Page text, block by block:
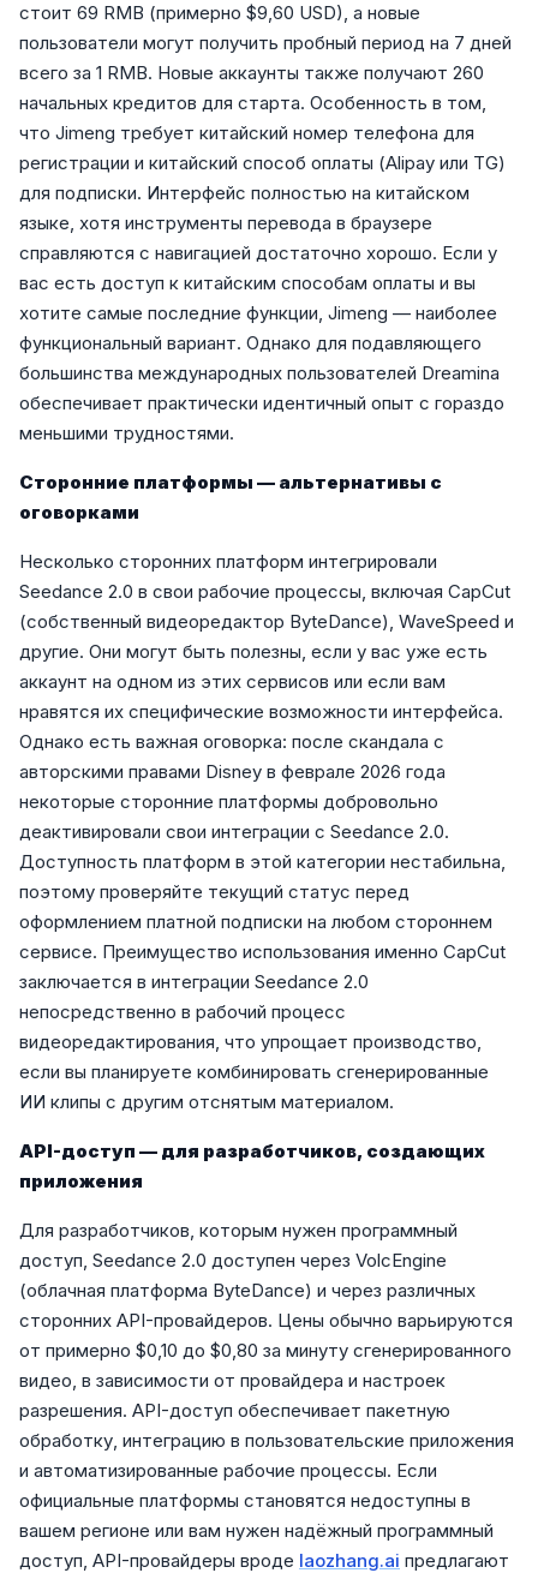
стоит 69 RMB (примерно $9,60 USD), а новые
пользователи могут получить пробный период на 7 дней
всего за 1 RMB. Новые аккаунты также получают 260
начальных кредитов для старта. Особенность в том,
что Jimeng требует китайский номер телефона для
регистрации и китайский способ оплаты (Alipay или TG)
для подписки. Интерфейс полностью на китайском
языке, хотя инструменты перевода в браузере
справляются с навигацией достаточно хорошо. Если у
вас есть доступ к китайским способам оплаты и вы
хотите самые последние функции, Jimeng — наиболее
функциональный вариант. Однако для подавляющего
большинства международных пользователей Dreamina
обеспечивает практически идентичный опыт с гораздо
меньшими трудностями.
Сторонние платформы — альтернативы с
оговорками
Несколько сторонних платформ интегрировали
Seedance 2.0 в свои рабочие процессы, включая CapCut
(собственный видеоредактор ByteDance), WaveSpeed и
другие. Они могут быть полезны, если у вас уже есть
аккаунт на одном из этих сервисов или если вам
нравятся их специфические возможности интерфейса.
Однако есть важная оговорка: после скандала с
авторскими правами Disney в феврале 2026 года
некоторые сторонние платформы добровольно
деактивировали свои интеграции с Seedance 2.0.
Доступность платформ в этой категории нестабильна,
поэтому проверяйте текущий статус перед
оформлением платной подписки на любом стороннем
сервисе. Преимущество использования именно CapCut
заключается в интеграции Seedance 2.0
непосредственно в рабочий процесс
видеоредактирования, что упрощает производство,
если вы планируете комбинировать сгенерированные
ИИ клипы с другим отснятым материалом.
API-доступ — для разработчиков, создающих
приложения
Для разработчиков, которым нужен программный
доступ, Seedance 2.0 доступен через VolcEngine
(облачная платформа ByteDance) и через различных
сторонних API-провайдеров. Цены обычно варьируются
от примерно $0,10 до $0,80 за минуту сгенерированного
видео, в зависимости от провайдера и настроек
разрешения. API-доступ обеспечивает пакетную
обработку, интеграцию в пользовательские приложения
и автоматизированные рабочие процессы. Если
официальные платформы становятся недоступны в
вашем регионе или вам нужен надёжный программный
доступ, API-провайдеры вроде laozhang.ai предлагают